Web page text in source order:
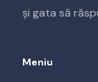
și gata să
Meniu